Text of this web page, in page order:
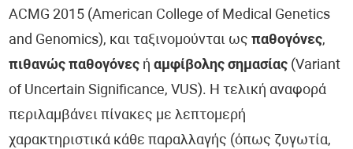
ACMG 2015 (American College of Medical Genetics
and Genomics), και ταξινομούνται ωςπαθογόνες,
πιθανώς παθογόνες ήαμφίβολης σημασίας (Variant
of Uncertain Significance, VUS). Η τελική αναφορά
περιλαμβάνει πίνακες με λεπτομερή
χαρακτηριστικά κάθε παραλλαγής (όπως ζυγωτία,